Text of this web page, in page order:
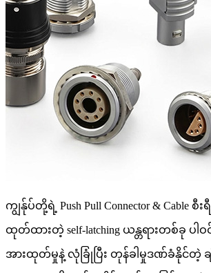
ကျွန်ုပ်တို့ရဲ့ Push Pull Connector & Cable စီ
ထုတ်ထားတဲ့ self-latching ယန္တရားတစ်ခု ပါ
အားထုတ်မှုနဲ့ လုံခြုံပြီး တုန်ခါမှုဒဏ်ခံနိုင်